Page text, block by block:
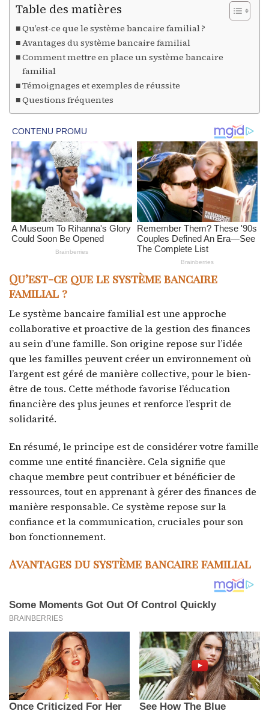
Table des matières
Qu’est-ce que le système bancaire familial ?
Avantages du système bancaire familial
Comment mettre en place un système bancaire
familial
Témoignages et exemples de réussite
Questions fréquentes
Qu’est-ce que le système bancaire
familial ?
Le système bancaire familial est une approche
collaborative et proactive de la gestion des finances
au sein d’une famille. Son origine repose sur l’idée
que les familles peuvent créer un environnement où
l’argent est géré de manière collective, pour le bien-
être de tous. Cette méthode favorise l’éducation
financière des plus jeunes et renforce l’esprit de
solidarité.
En résumé, le principe est de considérer votre famille
comme une entité financière. Cela signifie que
chaque membre peut contribuer et bénéficier de
ressources, tout en apprenant à gérer des finances de
manière responsable. Ce système repose sur la
confiance et la communication, cruciales pour son
bon fonctionnement.
Avantages du système bancaire familial